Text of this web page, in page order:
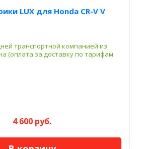
LUX для Honda CR-V V
транспортной компанией из
(оплата за доставку по тарифам
4 600 руб.